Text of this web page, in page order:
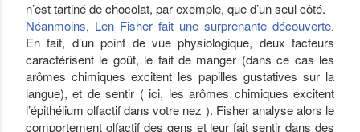
n’est tartiné de chocolat, par exemple, que d’un seul côté.
Néanmoins, Len Fisher fait une surprenante découverte.
En fait, d’un point de vue physiologique, deux facteurs
caractérisent le goût, le fait de manger (dans ce cas les
arômes chimiques excitent les papilles gustatives sur la
langue), et de sentir ( ici, les arômes chimiques excitent
l’épithélium olfactif dans votre nez ). Fisher analyse alors le
comportement olfactif des gens et leur fait sentir dans des